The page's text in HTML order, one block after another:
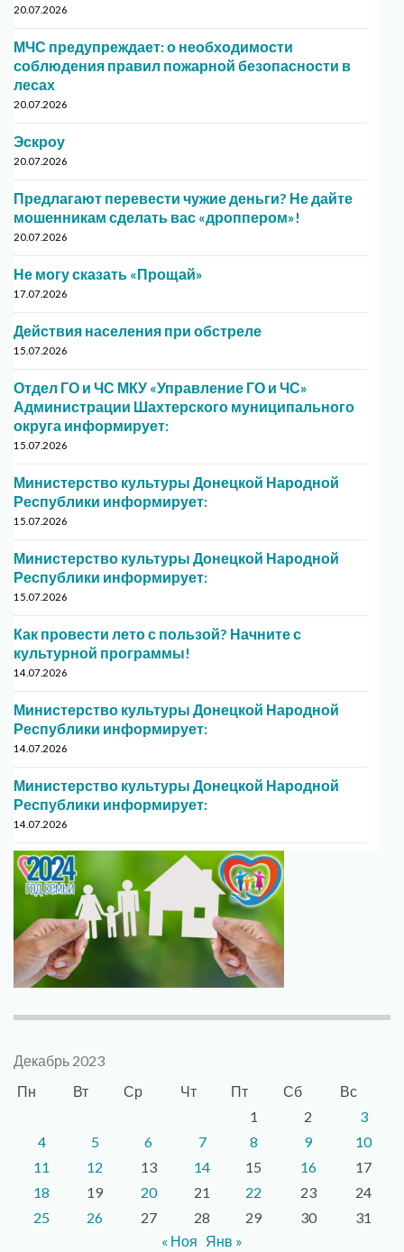
20.07.2026
МЧС предупреждает: о необходимости
соблюдения правил пожарной безопасности в
лесах
20.07.2026
Эскроу
20.07.2026
Предлагают перевести чужие деньги? Не дайте
мошенникам сделать вас «дроппером»!
20.07.2026
Не могу сказать «Прощай»
17.07.2026
Действия населения при обстреле
15.07.2026
Отдел ГО и ЧС МКУ «Управление ГО и ЧС»
Администрации Шахтерского муниципального
округа информирует:
15.07.2026
Министерство культуры Донецкой Народной
Республики информирует:
15.07.2026
Министерство культуры Донецкой Народной
Республики информирует:
15.07.2026
Как провести лето с пользой? Начните с
культурной программы!
14.07.2026
Министерство культуры Донецкой Народной
Республики информирует:
14.07.2026
Министерство культуры Донецкой Народной
Республики информирует:
14.07.2026
Декабрь 2023
Пн
Вт Ср Чт Пт Сб
Вс
1
2
3
4
5 6 7 8 9
10
11
12 13 14 15 16
17
18
19 20 21 22 23
24
25
26 27 28 29 30
31
« Ноя Янв »